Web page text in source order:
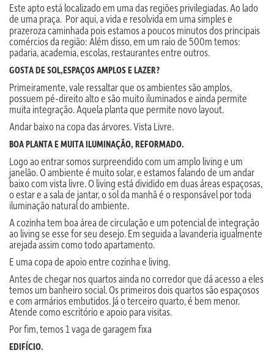
Este apto está localizado em uma das regiões privilegiadas. Ao lado
de uma praça. Por aqui, a vida e resolvida em uma simples e
prazeroza caminhada pois estamos a poucos minutos dos principais
comércios da região: Além disso, em um raio de 500m temos:
padaria, academia, escolas, restaurantes entre outros.
GOSTA DE SOL,ESPAÇOS AMPLOS E LAZER?
Primeiramente, vale ressaltar que os ambientes são amplos,
possuem pé-direito alto e são muito iluminados e ainda permite
muita integração. Aquela planta que permite novo layout.
Andar baixo na copa das árvores. Vista Livre.
BOA PLANTA E MUITA ILUMINAÇÃO, REFORMADO.
Logo ao entrar somos surpreendido com um amplo living e um
janelão. O ambiente é muito solar, e estamos falando de um andar
baixo com vista livre. O living está dividido em duas áreas espaçosas,
o estar e a sala de jantar, o sol da manhã é o responsável por toda
iluminação natural do ambiente.
A cozinha tem boa área de circulação e um potencial de integração
ao living se esse for seu desejo. Em seguida a lavanderia igualmente
arejada assim como todo apartamento.
E uma copa de apoio entre cozinha e living.
Antes de chegar nos quartos ainda no corredor que dá acesso a eles
temos um banheiro social. Os primeiros dois quartos são espaçosos
e com armários embutidos. Já o terceiro quarto, é bem menor.
Atende como escritório e apoio para visitas.
Por fim, temos 1 vaga de garagem fixa
EDIFÍCIO.